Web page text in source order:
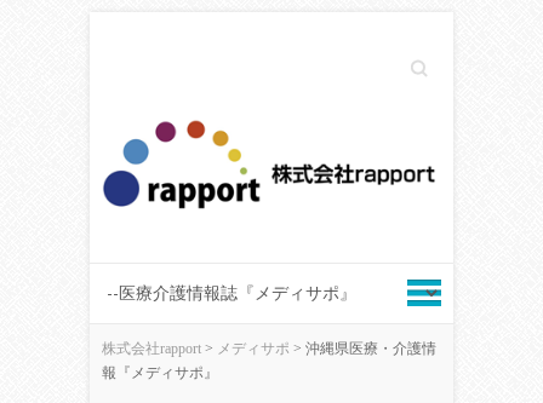
Search
株式会社rapport > メディサポ > 沖縄県医療・介護情
報『メディサポ』